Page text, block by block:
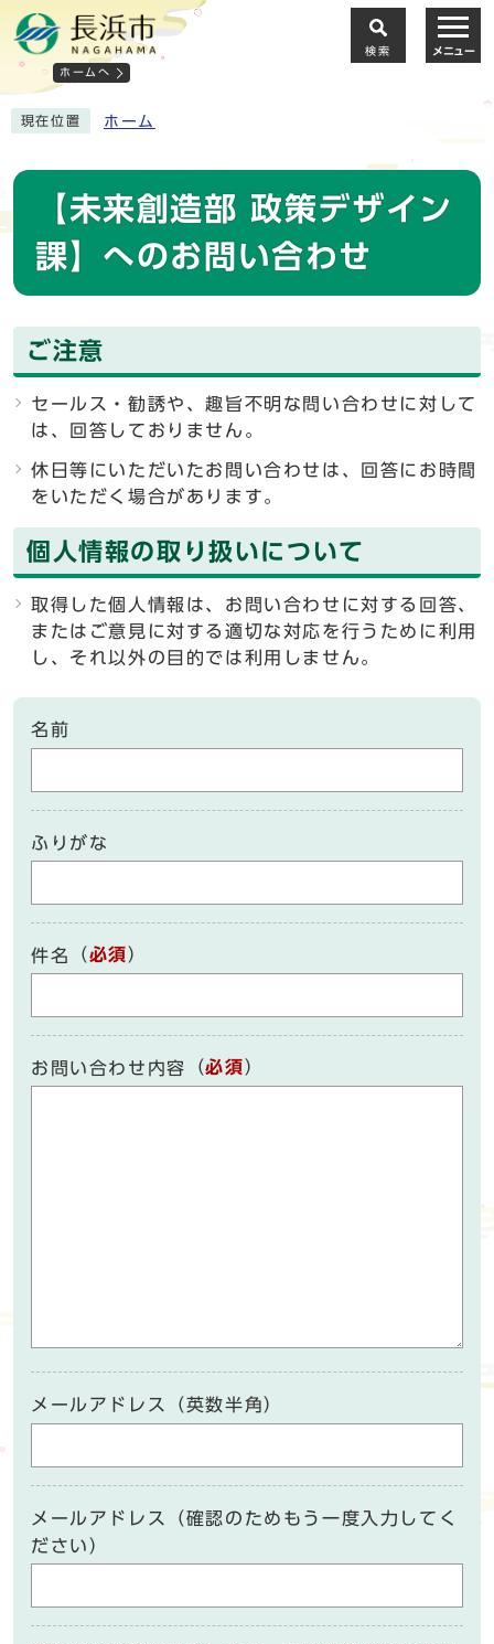
ホームへ
検索 メニュー
現在位置 ホーム
【未来創造部 政策デザイン
課】へのお問い合わせ
ご注意
セールス・勧誘や、趣旨不明な問い合わせに対して
は、回答しておりません。
休日等にいただいたお問い合わせは、回答にお時間
をいただく場合があります。
個人情報の取り扱いについて
取得した個人情報は、お問い合わせに対する回答、
またはご意見に対する適切な対応を行うために利用
し、それ以外の目的では利用しません。
名前
ふりがな
件名 （必須）
お問い合わせ内容 （必須）
メールアドレス（英数半角）
メールアドレス（確認のためもう一度入力してく
ださい）